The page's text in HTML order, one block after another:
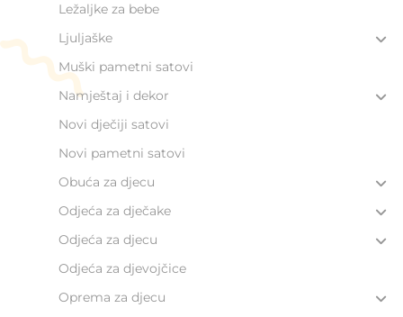
Ležaljke za bebe
Ljuljaške
Muški pametni satovi
Namještaj i dekor
Novi dječiji satovi
Novi pametni satovi
Obuća za djecu
Odjeća za dječake
Odjeća za djecu
Odjeća za djevojčice
Oprema za djecu